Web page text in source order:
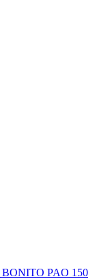
BONITO PAO 150